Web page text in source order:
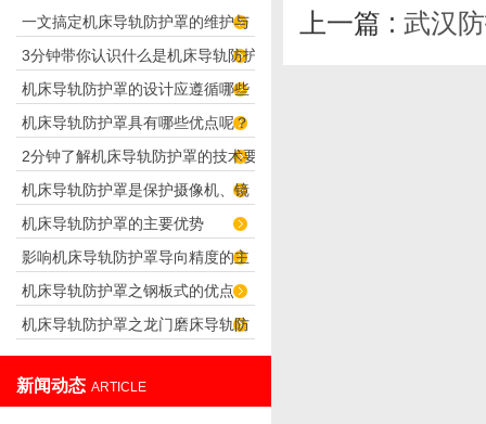
一文搞定机床导轨防护罩的维护与
保养要点
3分钟带你认识什么是机床导轨防护
罩
机床导轨防护罩的设计应遵循哪些
理念呢？
机床导轨防护罩具有哪些优点呢？
2分钟了解机床导轨防护罩的技术要
求
机床导轨防护罩是保护摄像机、镜
头正常工作的防护罩
机床导轨防护罩的主要优势
影响机床导轨防护罩导向精度的主
要因素
机床导轨防护罩之钢板式的优点
机床导轨防护罩之龙门磨床导轨防
新闻动态 ARTICLE
上一篇 : 武汉